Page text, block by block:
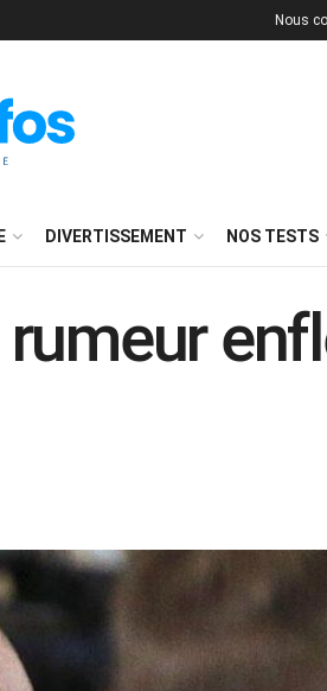
Nous
DIVERTISSEMENT NOS TESTS